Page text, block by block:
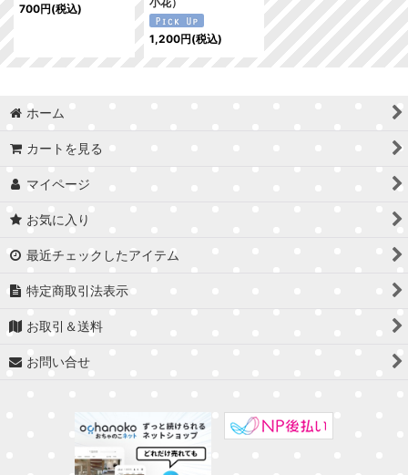
700円(税込)
1,200円(税込)
ホーム
カートを見る
マイページ
お気に入り
最近チェックしたアイテム
特定商取引法表示
お取引＆送料
お問い合せ